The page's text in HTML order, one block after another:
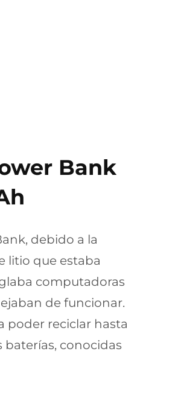
Bank
debido a la
litio que estaba
computadoras
de funcionar.
poder reciclar hasta
baterías, conocidas